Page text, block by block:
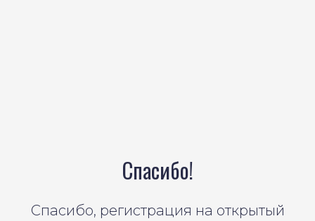
Спасибо!
Спасибо, регистрация на открытый